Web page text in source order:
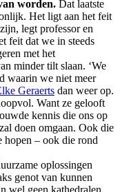
worden. Dat laatste
Het ligt aan het feit
legt professor en
feit dat we in steeds
met het
minder tilt slaan. ‘We
waarin we niet meer
Geraerts dan weer op.
Want ze gelooft
kennis die ons op
doen omgaan. Ook die
hopen – ook die rond
oplossingen
genot van kunnen
wel geen kathedralen,